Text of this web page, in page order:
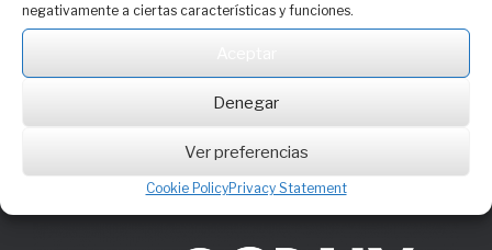
negativamente a ciertas características y funciones.
Denegar
Ver preferencias
Cookie PolicyPrivacy Statement
Main professional
opportunities